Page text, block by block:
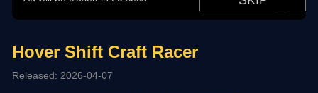
Hover Shift Craft Racer
Released: 2026-04-07